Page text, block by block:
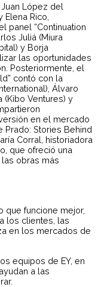
López del
Rico,
panel “Continuation
Juliá (Miura
y Borja
las oportunidades
Posteriormente, el
contó con la
Álvaro
(Kibo Ventures) y
en el mercado
Prado: Stories Behind
Corral, historiadora
que ofreció una
obras más
que funcione mejor,
los clientes, las
en los mercados de
equipos de EY, en
a las